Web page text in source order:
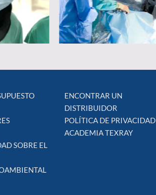
ENCONTRAR UN
DISTRIBUIDOR
POLÍTICA DE PRIVACIDAD
SOBRE EL
ACADEMIA TEXRAY